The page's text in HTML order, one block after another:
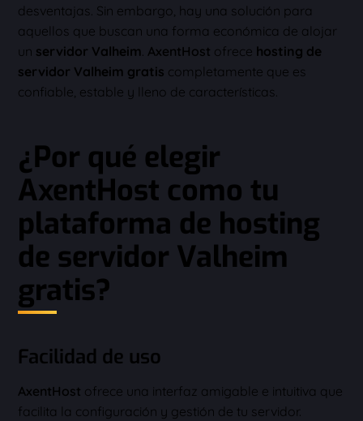
desventajas. Sin embargo, hay una solución para
aquellos que buscan una forma económica de alojar
un servidor Valheim. AxentHost ofrece hosting de
servidor Valheim gratis completamente que es
confiable, estable y lleno de características.
¿Por qué elegir
AxentHost como tu
plataforma de hosting
de servidor Valheim
gratis?
Facilidad de uso
AxentHost ofrece una interfaz amigable e intuitiva que
facilita la configuración y gestión de tu servidor.